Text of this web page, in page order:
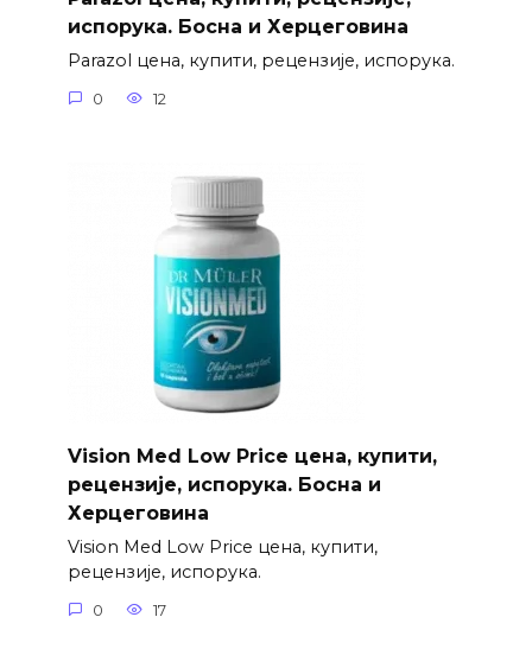
испорука. Босна и Херцеговина
Parazol цена, купити, рецензије, испорука.
0 12
Vision Med Low Price цена, купити,
рецензије, испорука. Босна и
Херцеговина
Vision Med Low Price цена, купити,
рецензије, испорука.
0 17